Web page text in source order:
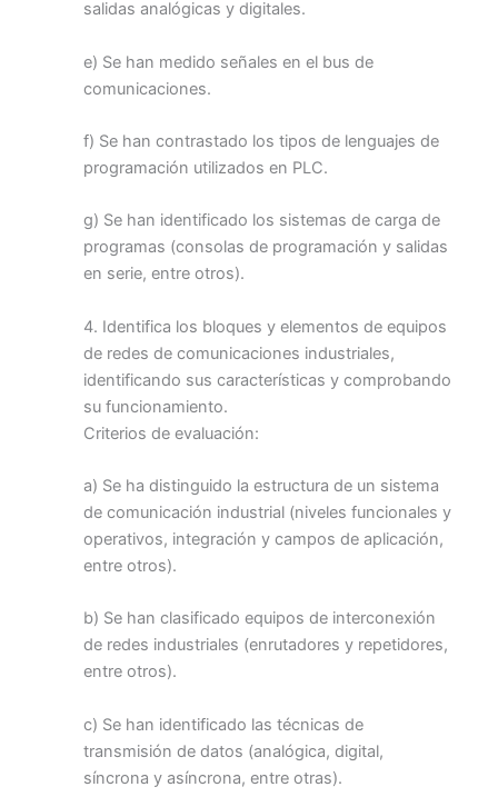
salidas analógicas y digitales.
e) Se han medido señales en el bus de
comunicaciones.
f) Se han contrastado los tipos de lenguajes de
programación utilizados en PLC.
g) Se han identificado los sistemas de carga de
programas (consolas de programación y salidas
en serie, entre otros).
4. Identifica los bloques y elementos de equipos
de redes de comunicaciones industriales,
identificando sus características y comprobando
su funcionamiento.
Criterios de evaluación:
a) Se ha distinguido la estructura de un sistema
de comunicación industrial (niveles funcionales y
operativos, integración y campos de aplicación,
entre otros).
b) Se han clasificado equipos de interconexión
de redes industriales (enrutadores y repetidores,
entre otros).
c) Se han identificado las técnicas de
transmisión de datos (analógica, digital,
síncrona y asíncrona, entre otras).